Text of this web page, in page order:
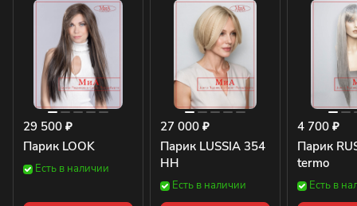
29 500 ₽
Парик LOOK
Есть в наличии
27 000 ₽
Парик LUSSIA 354
HH
Есть в наличии
4 700 ₽
Парик
termo
Есть в